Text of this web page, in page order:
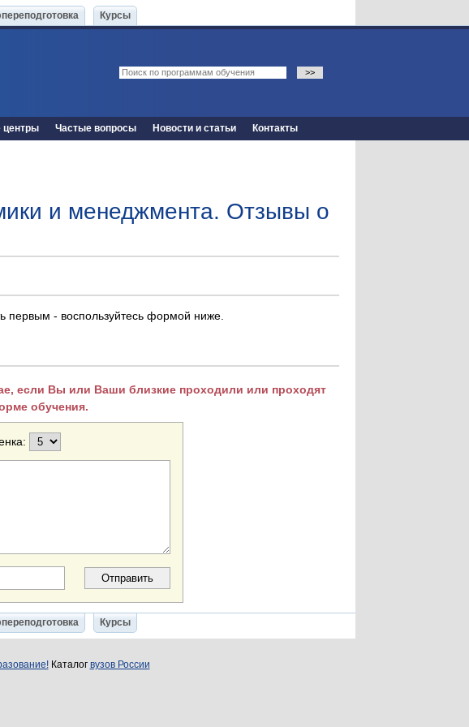
Курсы
центры Частые вопросы Новости и статьи Контакты
и менеджмента. Отзывы о
первым - воспользуйтесь формой ниже.
если Вы или Ваши близкие проходили или проходят
обучения.
Курсы
Каталог вузов России